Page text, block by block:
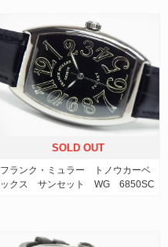
SOLD OUT
フランク・ミュラー トノウカーベ
ックス サンセット WG 6850SC